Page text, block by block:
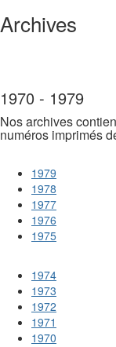
Archives
1970 - 1979
Nos archives
numéros imprimés
1979
1978
1977
1976
1975
1974
1973
1972
1971
1970